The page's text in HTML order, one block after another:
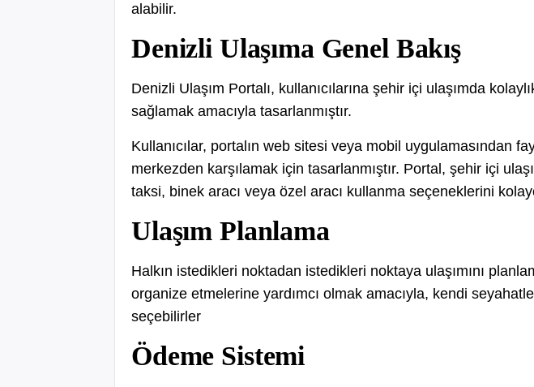
alabilir.
Denizli Ulaşıma Genel Bakış
Denizli Ulaşım Portalı, kullanıcılarına şehir içi ulaşımda
sağlamak amacıyla tasarlanmıştır.
Kullanıcılar, portalın web sitesi veya mobil uygulamasından
merkezden karşılamak için tasarlanmıştır. Portal, şehir içi
taksi, binek aracı veya özel aracı kullanma seçeneklerini
Ulaşım Planlama
Halkın istedikleri noktadan istedikleri noktaya ulaşımını
organize etmelerine yardımcı olmak amacıyla, kendi
seçebilirler
Ödeme Sistemi